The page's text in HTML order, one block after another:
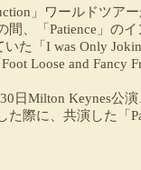
」ワールドツア
間、「Patience」の
た「I was Only
Loose and Fancy
日Milton Keynes公
た際に、共演した「